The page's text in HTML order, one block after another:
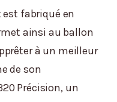
est fabriqué en
ainsi au ballon
à un meilleur
de son
Précision, un